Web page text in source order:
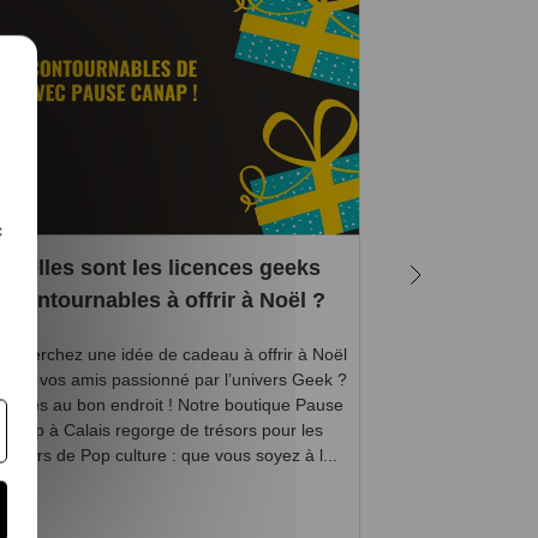
Quelles sont les licences geeks
à offrir à Noël ?
cherchez une idée de cadeau à offrir à Noël
de vos amis passionné par l’univers Geek ?
êtes au bon endroit ! Notre boutique Pause
Canap à Calais regorge de trésors pour les
de Pop culture : que vous soyez à l...
5 bonnes